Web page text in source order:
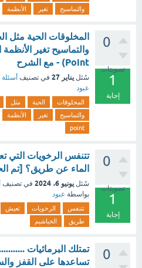
والتماسيح
تغير الأنظمة
0
تصويتات
1
إجابة
المخلوقات الحية مثل
Point) - مع الشرح
سُئل يناير 27 في تصنيف أسئلة
عبود
المخلوقات الحية مثل
والتماسيح
تغير الأنظمة
point
0
تصويتات
1
إجابة
تتنفس الرخويات التي
الماء عن طريق؟ [تم
سُئل يونيو 6، 2024 في تصنيف
بواسطة عبود
تتنفس الرخويات تعيش
طريق
الخياشيم
0
تمتلك البرمائيات
تساعدها على القفز